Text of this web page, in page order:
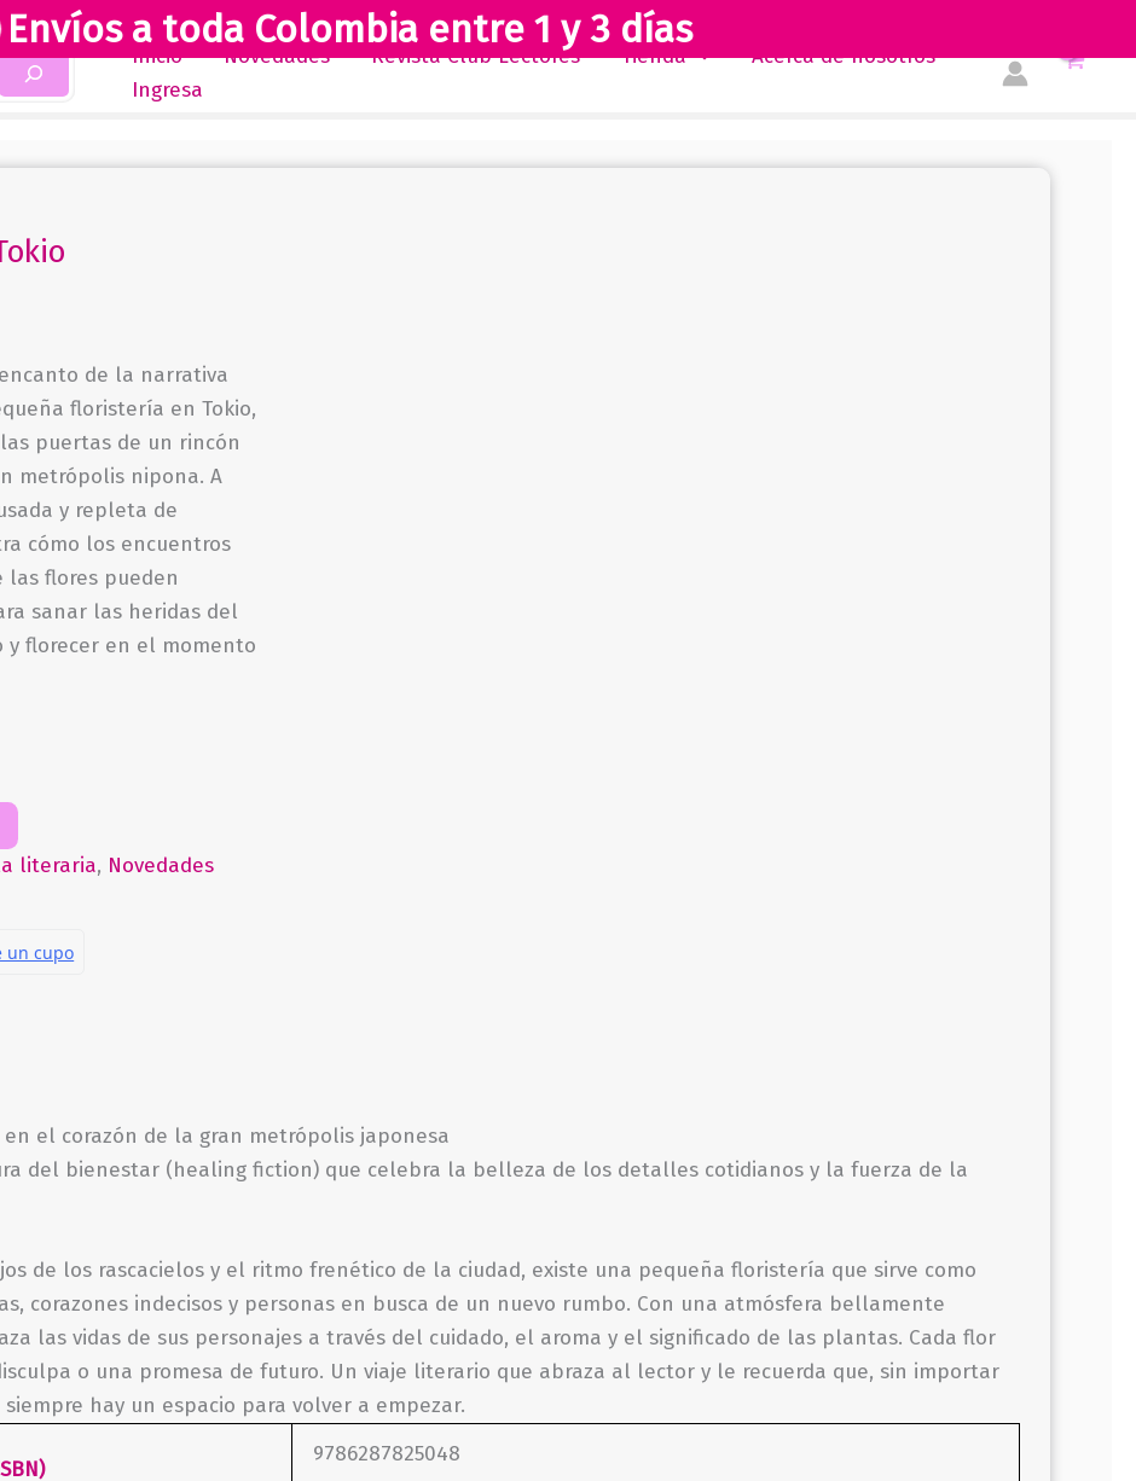
Envíos a toda Colombia entre 1 y 3 días
Inicio Novedades Revista Club Lectores Tienda
Acerca de nosotros
Ingresa
de la narrativa
floristería en Tokio,
puertas de un rincón
metrópolis nipona. A
y repleta de
cómo los encuentros
las flores pueden
sanar las heridas del
y florecer en el momento
literaria, Novedades
el corazón de la gran metrópolis japonesa
del bienestar (healing fiction) que celebra la belleza de los detalles cotidianos y la fuerza de la
de los rascacielos y el ritmo frenético de la ciudad, existe una pequeña floristería que sirve como
corazones indecisos y personas en busca de un nuevo rumbo. Con una atmósfera bellamente
las vidas de sus personajes a través del cuidado, el aroma y el significado de las plantas. Cada flor
o una promesa de futuro. Un viaje literario que abraza al lector y le recuerda que, sin importar
hay un espacio para volver a empezar.
9786287825048